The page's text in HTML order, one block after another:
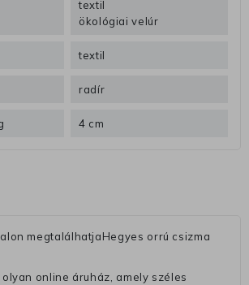
textil
ökológiai velúr
textil
radír
4 cm
megtalálhatjaHegyes orrú csizma
online áruház, amely széles